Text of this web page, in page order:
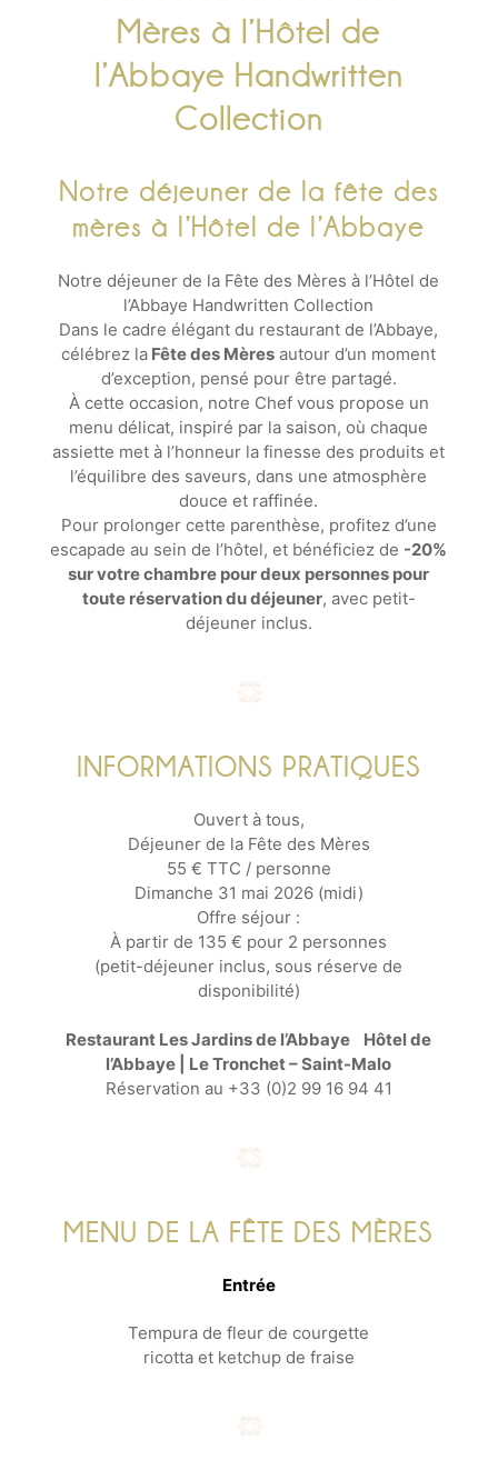
ACTUALITÉS
AUDIOGUIDE
CONTACT
Mères à l’Hôtel de
l’Abbaye Handwritten
Collection
Notre déjeuner de la fête des
mères à l’Hôtel de l’Abbaye
Notre déjeuner de la Fête des Mères à l’Hôtel de
l’Abbaye Handwritten Collection
Dans le cadre élégant du restaurant de l’Abbaye,
célébrez la Fête des Mères autour d’un moment
d’exception, pensé pour être partagé.
À cette occasion, notre Chef vous propose un
menu délicat, inspiré par la saison, où chaque
assiette met à l’honneur la finesse des produits et
l’équilibre des saveurs, dans une atmosphère
douce et raffinée.
Pour prolonger cette parenthèse, profitez d’une
escapade au sein de l’hôtel, et bénéficiez de -20%
sur votre chambre pour deux personnes pour
toute réservation du déjeuner, avec petit-
déjeuner inclus.
INFORMATIONS PRATIQUES
Ouvert à tous,
Déjeuner de la Fête des Mères
55 € TTC / personne
Dimanche 31 mai 2026 (midi)
Offre séjour :
À partir de 135 € pour 2 personnes
(petit-déjeuner inclus, sous réserve de
disponibilité)
Restaurant Les Jardins de l’Abbaye Hôtel de
l’Abbaye | Le Tronchet – Saint-Malo
Réservation au +33 (0)2 99 16 94 41
MENU DE LA FÊTE DES MÈRES
Entrée
Tempura de fleur de courgette
ricotta et ketchup de fraise